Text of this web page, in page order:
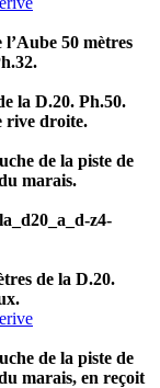
50 mètres
la D.20. Ph.50.
rive droite.
de la piste de
marais.
z4-
de la D.20.
de la piste de
marais, en reçoit